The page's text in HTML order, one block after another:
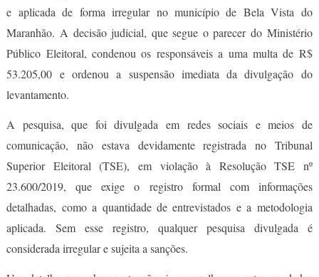
e aplicada de forma irregular no município de Bela Vista do
Maranhão. A decisão judicial, que segue o parecer do Ministério
Público Eleitoral, condenou os responsáveis a uma multa de R$
53.205,00 e ordenou a suspensão imediata da divulgação do
levantamento.
A pesquisa, que foi divulgada em redes sociais e meios de
comunicação, não estava devidamente registrada no Tribunal
Superior Eleitoral (TSE), em violação à Resolução TSE nº
23.600/2019, que exige o registro formal com informações
detalhadas, como a quantidade de entrevistados e a metodologia
aplicada. Sem esse registro, qualquer pesquisa divulgada é
considerada irregular e sujeita a sanções.